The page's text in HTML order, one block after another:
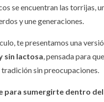
se encuentran las torrijas,
y une generaciones.
te presentamos una
sin lactosa , pensada para
sin preocupaciones.
para sumergirte dentro del